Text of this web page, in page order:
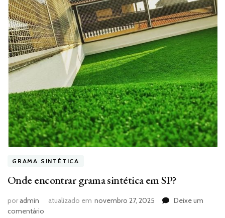
GRAMA SINTÉTICA
Onde encontrar grama sintética em SP?
poradmin atualizado em novembro 27, 2025
Deixe um
comentário